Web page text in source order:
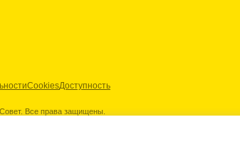
CookiesДоступность
Все права защищены.